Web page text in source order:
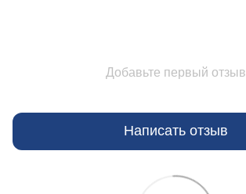
Добавьте первый отзыв
Написать отзыв